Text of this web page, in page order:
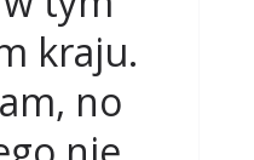
kraju.
no